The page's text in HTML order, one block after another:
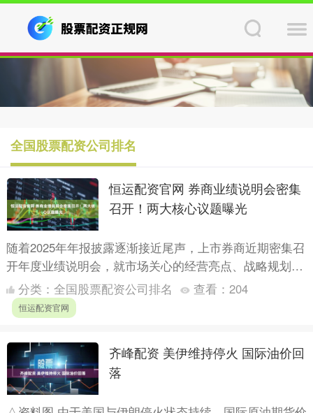
全国股票配资公司排名
恒运配资官网 券商业绩说明会密集
召开！两大核心议题曝光
随着2025年年报披露逐渐接近尾声，上市券商近期密集召
开年度业绩说明会，就市场关心的经营亮点、战略规划、
股价表现等热点问题与投资者进行深入交流。 截至4月15
日....
分类： 全国股票配资公司排名 查看： 204
恒运配资官网
齐峰配资 美伊维持停火 国际油价回
落